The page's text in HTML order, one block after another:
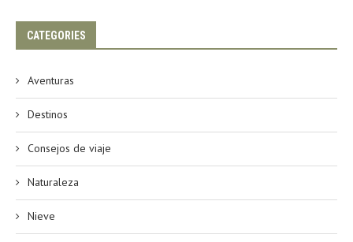
CATEGORIES
Aventuras
Destinos
Consejos de viaje
Naturaleza
Nieve